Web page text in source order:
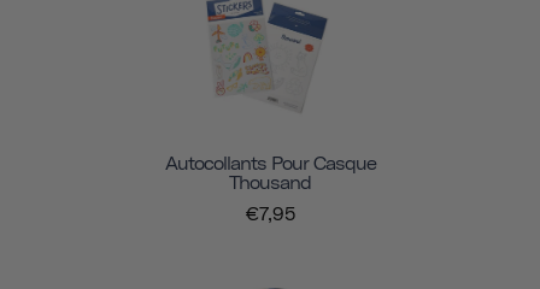
Autocollants Pour Casque
Thousand
€7,95